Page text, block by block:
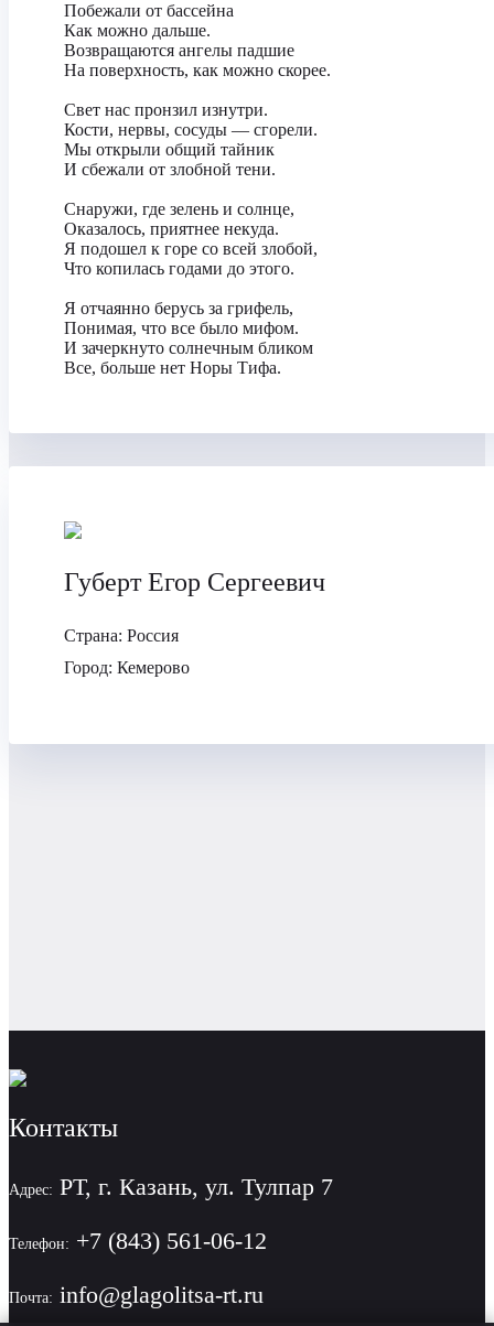
Побежали от бассейна
Как можно дальше.
Возвращаются ангелы падшие
На поверхность, как можно скорее.
Свет нас пронзил изнутри.
Кости, нервы, сосуды — сгорели.
Мы открыли общий тайник
И сбежали от злобной тени.
Снаружи, где зелень и солнце,
Оказалось, приятнее некуда.
Я подошел к горе со всей злобой,
Что копилась годами до этого.
Я отчаянно берусь за грифель,
Понимая, что все было мифом.
И зачеркнуто солнечным бликом
Все, больше нет Норы Тифа.
Губерт Егор Сергеевич
Страна: Россия
Город: Кемерово
Контакты
Адрес: РТ, г. Казань, ул. Тулпар 7
Телефон: +7 (843) 561-06-12
Почта: info@glagolitsa-rt.ru